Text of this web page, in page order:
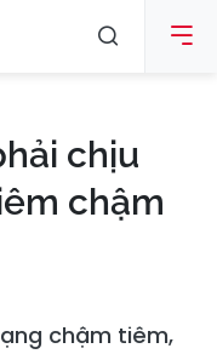
chịu
chậm
chậm tiêm,